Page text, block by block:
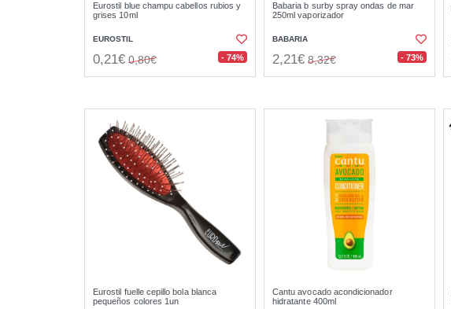
Eurostil blue champu cabellos rubios y
grises 10ml
EUROSTIL
0,21€ 0,80€ - 74%
Babaria b surby spray ondas de mar
250ml vaporizador
BABARIA
2,21€ 8,32€ - 73%
Eurostil fuelle cepillo bola blanca
pequeños colores 1un
Cantu avocado acondicionador
hidratante 400ml